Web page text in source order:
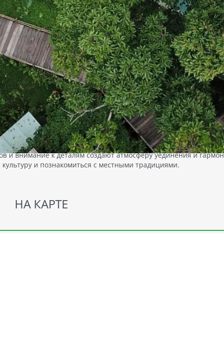
пляжа Патонг, в 600 м от торгового центра Jungceylon.
тонах. В номерах в…
отдыхом у великолепного бассейна, зарядиться энергией в
гостей предусмотрен детский клуб, где дети могут весело
шедеврами в ресторанах отеля:
а настоящее произведение искусства. Архитектура,
и внимание к деталям создают атмосферу уединения и
и познакомиться с местными традициями.
НА КАРТЕ
MANSION, 3*
, Для гостей предлагаются
в городе Патонг-Бич. В
есть телевизор, кухонные
душ, кондиционер,
шкаф. На территории
терраса и ресторан.
бесплатный Wi-Fi.
можно найти различные
достопримечательности,
а также магазины. Песчаный
примерно в 450 м от отеля.
722₸ - 2026-10-31 , 7 ноч. , 2 взр.
о туре
JARDIN, 3*
Таиланд, Всего 36
зданиях (без лифта): 4-эт. и
Депозит при заселении.
863 393₸ - 2026-08-17 , 8
→подробнее о туре